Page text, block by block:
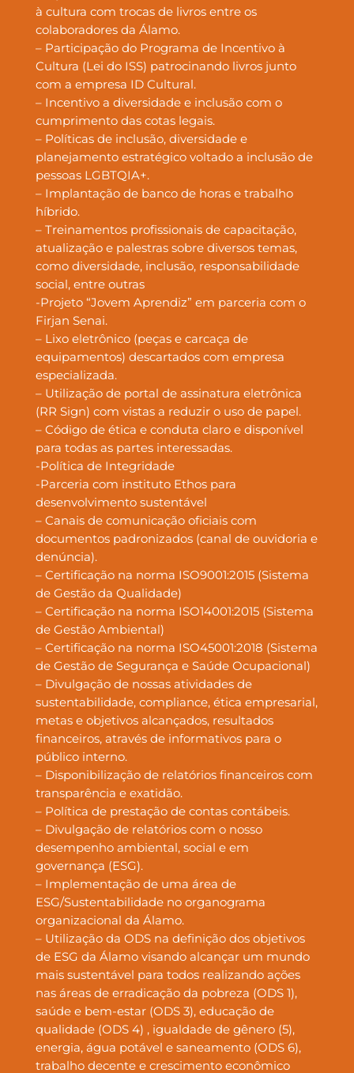
à cultura com trocas de livros entre os
colaboradores da Álamo.
– Participação do Programa de Incentivo à
Cultura (Lei do ISS) patrocinando livros junto
com a empresa ID Cultural.
– Incentivo a diversidade e inclusão com o
cumprimento das cotas legais.
– Políticas de inclusão, diversidade e
planejamento estratégico voltado a inclusão de
pessoas LGBTQIA+.
– Implantação de banco de horas e trabalho
híbrido.
– Treinamentos profissionais de capacitação,
atualização e palestras sobre diversos temas,
como diversidade, inclusão, responsabilidade
social, entre outras
-Projeto “Jovem Aprendiz” em parceria com o
Firjan Senai.
– Lixo eletrônico (peças e carcaça de
equipamentos) descartados com empresa
especializada.
– Utilização de portal de assinatura eletrônica
(RR Sign) com vistas a reduzir o uso de papel.
– Código de ética e conduta claro e disponível
para todas as partes interessadas.
-Política de Integridade
-Parceria com instituto Ethos para
desenvolvimento sustentável
– Canais de comunicação oficiais com
documentos padronizados (canal de ouvidoria e
denúncia).
– Certificação na norma ISO9001:2015 (Sistema
de Gestão da Qualidade)
– Certificação na norma ISO14001:2015 (Sistema
de Gestão Ambiental)
– Certificação na norma ISO45001:2018 (Sistema
de Gestão de Segurança e Saúde Ocupacional)
– Divulgação de nossas atividades de
sustentabilidade, compliance, ética empresarial,
metas e objetivos alcançados, resultados
financeiros, através de informativos para o
público interno.
– Disponibilização de relatórios financeiros com
transparência e exatidão.
– Política de prestação de contas contábeis.
– Divulgação de relatórios com o nosso
desempenho ambiental, social e em
governança (ESG).
– Implementação de uma área de
ESG/Sustentabilidade no organograma
organizacional da Álamo.
– Utilização da ODS na definição dos objetivos
de ESG da Álamo visando alcançar um mundo
mais sustentável para todos realizando ações
nas áreas de erradicação da pobreza (ODS 1),
saúde e bem-estar (ODS 3), educação de
qualidade (ODS 4) , igualdade de gênero (5),
energia, água potável e saneamento (ODS 6),
trabalho decente e crescimento econômico